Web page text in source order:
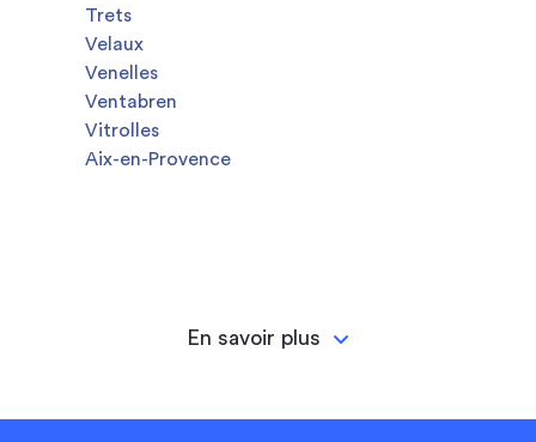
Trets
Velaux
Venelles
Ventabren
Vitrolles
Aix-en-Provence
En savoir plus